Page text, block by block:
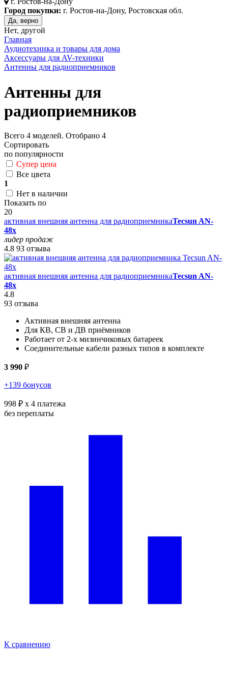
Город покупки: г. Ростов-на-Дону, Ростовская обл.
Да, верно
Нет, другой
Главная
Аудиотехника и товары для дома
Аксессуары для AV-техники
Антенны для радиоприемников
Антенны для
радиоприемников
Всего 4 моделей. Отобрано 4
Сортировать
по популярности
Супер цена
Все цвета
1
Нет в наличии
Показать по
20
активная внешняя антенна для радиоприемникаTecsun AN-
48x
лидер продаж
4.8 93 отзыва
активная внешняя антенна для радиоприемникаTecsun AN-
48x
4.8
93 отзыва
Активная внешняя антенна
Для КВ, СВ и ДВ приёмников
Работает от 2-х мизинчиковых батареек
Соединительные кабели разных типов в комплекте
3 990 ₽
+139 бонусов
998 ₽ x 4 платежа
без переплаты
К сравнению